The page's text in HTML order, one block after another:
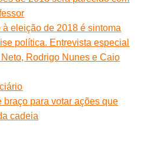
à eleição de 2018 é sintoma
política. Entrevista especial
Rodrigo Nunes e Caio
braço para votar ações que
cadeia